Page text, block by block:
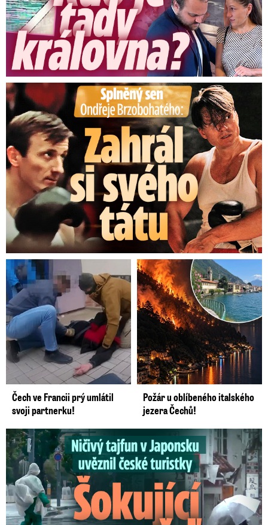
Splněný sen Ondřeje Brzobohatého: Zahrál si svého tátu
Čech ve Francii prý umlátil
svoji partnerku!
Požár u oblíbeného italského
jezera Čechů!
Ničivý tajfun uvěznil české turistky: Šokující zpověď